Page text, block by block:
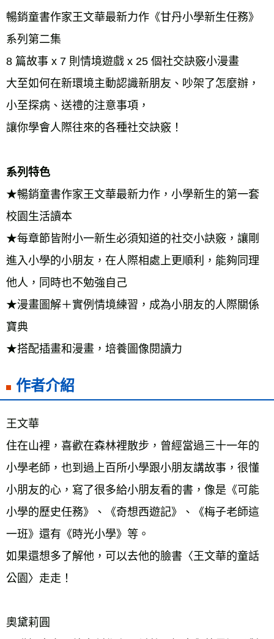
暢銷童書作家王文華最新力作《甘丹小學新生任務》
系列第二集
8 篇故事 x 7 則情境遊戲 x 25 個社交訣竅小漫畫
大至如何在新環境主動認識新朋友、吵架了怎麼辦，
小至探病、送禮的注意事項，
讓你學會人際往來的各種社交訣竅！
系列特色
★暢銷童書作家王文華最新力作，小學新生的第一套
校園生活讀本
★每章節皆附小一新生必須知道的社交小訣竅，讓剛
進入小學的小朋友，在人際相處上更順利，能夠同理
他人，同時也不勉強自己
★漫畫圖解＋實例情境練習，成為小朋友的人際關係
寶典
★搭配插畫和漫畫，培養圖像閱讀力
作者介紹
王文華
住在山裡，喜歡在森林裡散步，曾經當過三十一年的
小學老師，也到過上百所小學跟小朋友講故事，很懂
小朋友的心，寫了很多給小朋友看的書，像是《可能
小學的歷史任務》、《奇想西遊記》、《梅子老師這
一班》還有《時光小學》等。
如果還想多了解他，可以去他的臉書〈王文華的童話
公園〉走走！
奧黛莉圓